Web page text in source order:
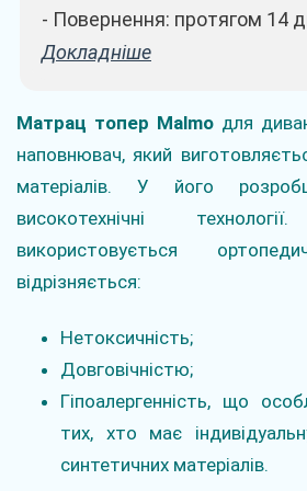
- Повернення: протягом 14
Докладніше
Матрац топер Malmo для
наповнювач, який
матеріалів. У його
високотехнічні
використовується
відрізняється:
Нетоксичність;
Довговічністю;
Гіпоалергенність, що
тих, хто має
синтетичних матеріалів.